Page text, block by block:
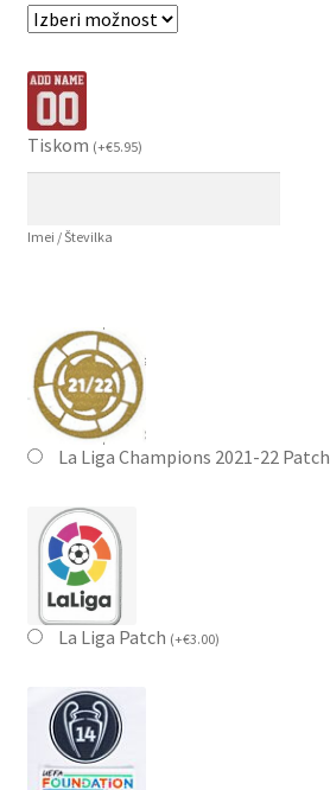
Tiskom (+€5.95)
Imei / Številka
La Liga Champions 2021-22 Patch
La Liga Patch (+€3.00)